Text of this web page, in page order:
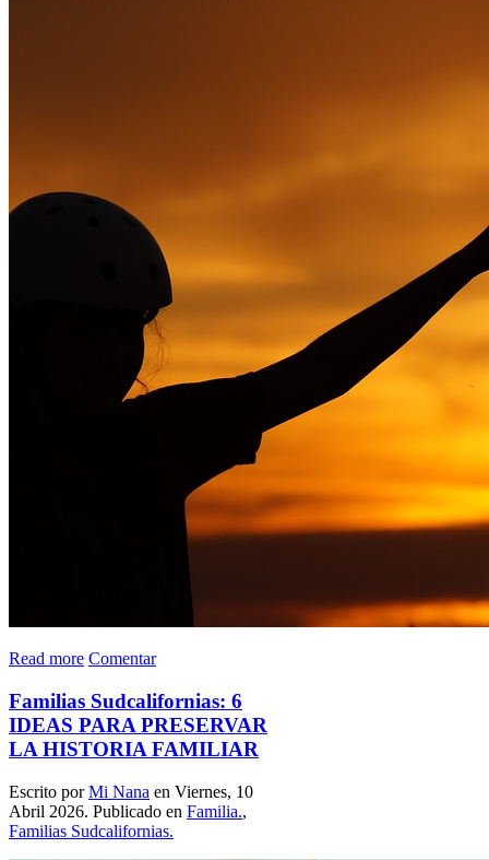
Read more Comentar
Familias Sudcalifornias: 6
IDEAS PARA PRESERVAR
LA HISTORIA FAMILIAR
Escrito porMi Nana en Viernes, 10
Abril 2026. Publicado en Familia.,
Familias Sudcalifornias.